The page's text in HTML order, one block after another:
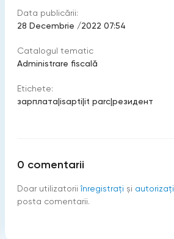
Data publicării:
28 Decembrie /2022 07:54
Catalogul tematic
Administrare fiscală
Etichete:
зарплата|isapti|it parc|резидент
0 comentarii
Doar utilizatorii înregistraţi şi autorizați
posta comentarii.